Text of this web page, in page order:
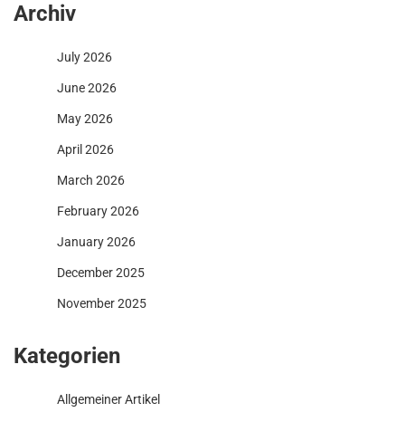
Archiv
July 2026
June 2026
May 2026
April 2026
March 2026
February 2026
January 2026
December 2025
November 2025
Kategorien
Allgemeiner Artikel